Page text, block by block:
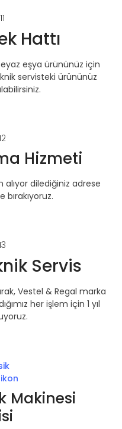
Hattı
eşya ürününüz için
servisteki ürününüz
Hizmeti
alıyor dilediğiniz adrese
bırakıyoruz.
Servis
Vestel & Regal marka
her işlem için 1 yıl
Makinesi